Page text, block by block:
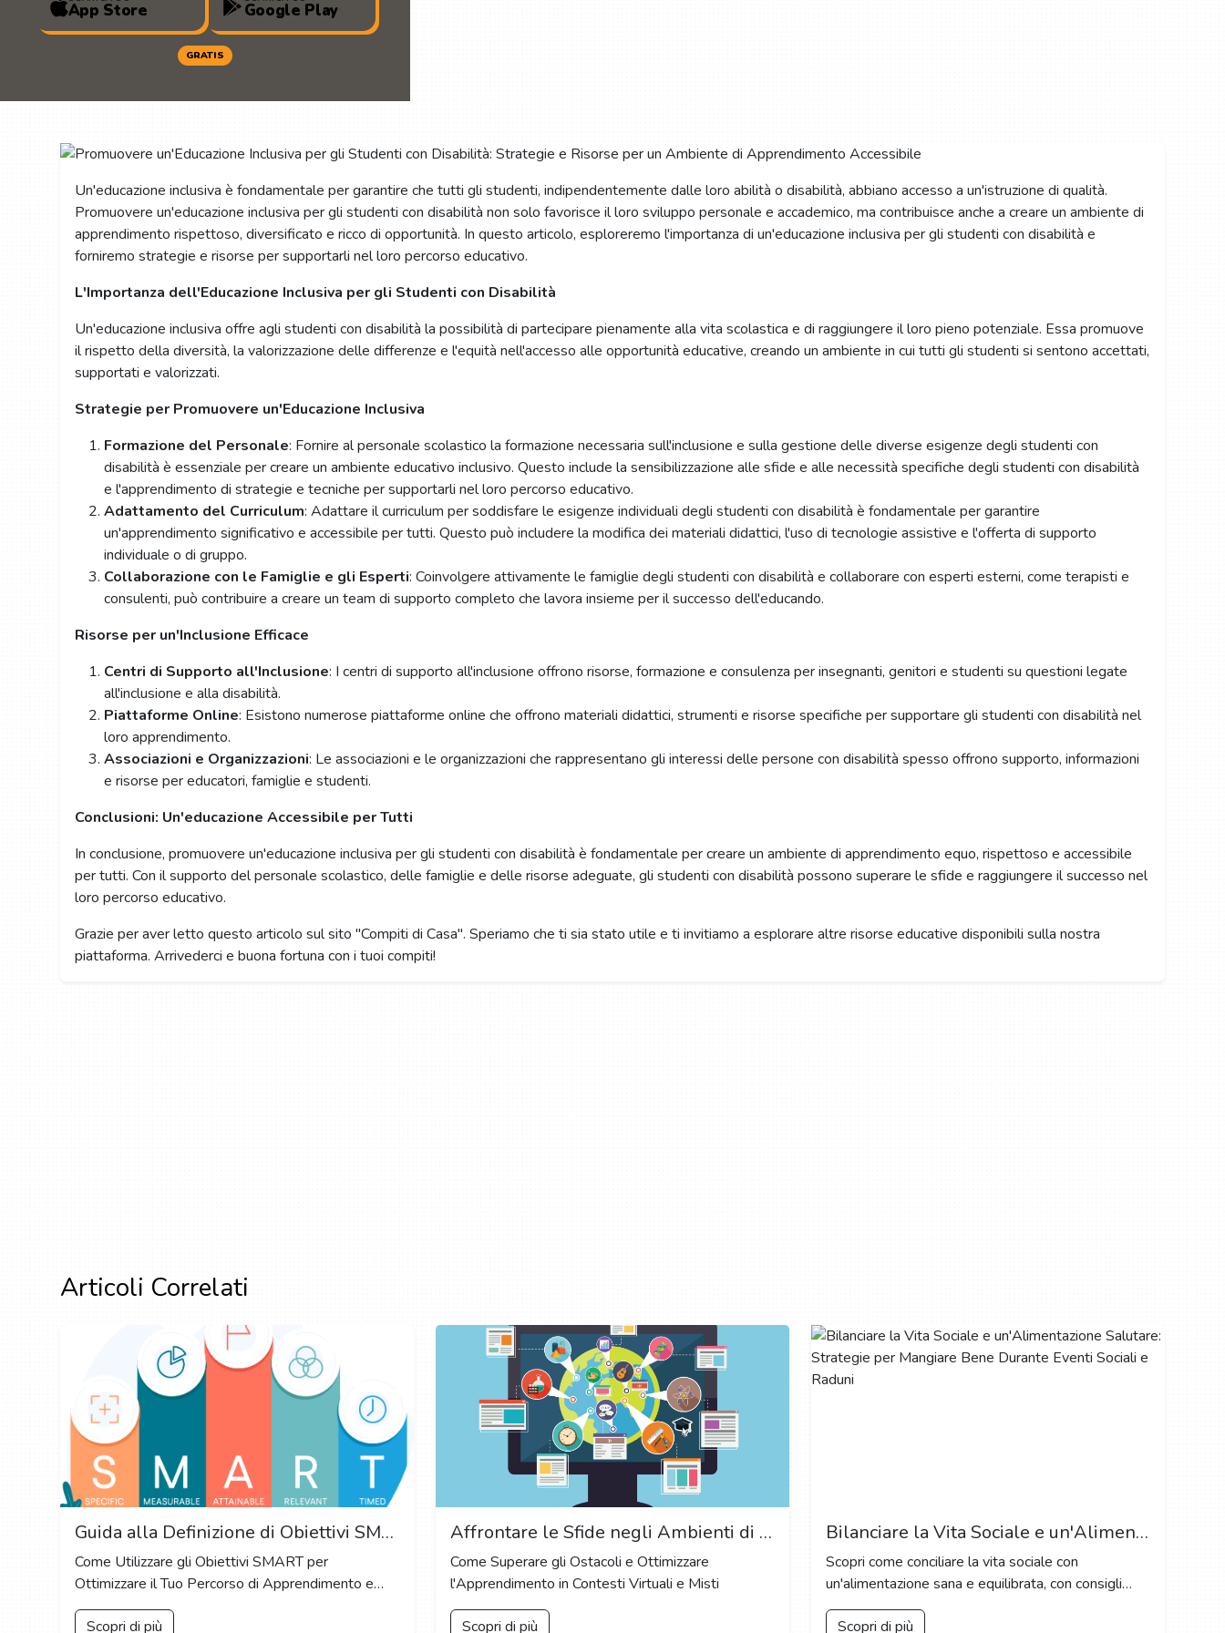
App Store Google Play
GRATIS
Un'educazione inclusiva è fondamentale per garantire che tutti gli studenti, indipendentemente dalle loro abilità o disabilità, abbiano accesso a un'istruzione di qualità.
Promuovere un'educazione inclusiva per gli studenti con disabilità non solo favorisce il loro sviluppo personale e accademico, ma contribuisce anche a creare un ambiente di
apprendimento rispettoso, diversificato e ricco di opportunità. In questo articolo, esploreremo l'importanza di un'educazione inclusiva per gli studenti con disabilità e
forniremo strategie e risorse per supportarli nel loro percorso educativo.
L'Importanza dell'Educazione Inclusiva per gli Studenti con Disabilità
Un'educazione inclusiva offre agli studenti con disabilità la possibilità di partecipare pienamente alla vita scolastica e di raggiungere il loro pieno potenziale. Essa promuove
il rispetto della diversità, la valorizzazione delle differenze e l'equità nell'accesso alle opportunità educative, creando un ambiente in cui tutti gli studenti si sentono accettati,
supportati e valorizzati.
Strategie per Promuovere un'Educazione Inclusiva
Formazione del Personale: Fornire al personale scolastico la formazione necessaria sull'inclusione e sulla gestione delle diverse esigenze degli studenti con
disabilità è essenziale per creare un ambiente educativo inclusivo. Questo include la sensibilizzazione alle sfide e alle necessità specifiche degli studenti con disabilità
e l'apprendimento di strategie e tecniche per supportarli nel loro percorso educativo.
Adattamento del Curriculum: Adattare il curriculum per soddisfare le esigenze individuali degli studenti con disabilità è fondamentale per garantire
un'apprendimento significativo e accessibile per tutti. Questo può includere la modifica dei materiali didattici, l'uso di tecnologie assistive e l'offerta di supporto
individuale o di gruppo.
Collaborazione con le Famiglie e gli Esperti: Coinvolgere attivamente le famiglie degli studenti con disabilità e collaborare con esperti esterni, come terapisti e
consulenti, può contribuire a creare un team di supporto completo che lavora insieme per il successo dell'educando.
Risorse per un'Inclusione Efficace
Centri di Supporto all'Inclusione: I centri di supporto all'inclusione offrono risorse, formazione e consulenza per insegnanti, genitori e studenti su questioni legate
all'inclusione e alla disabilità.
Piattaforme Online: Esistono numerose piattaforme online che offrono materiali didattici, strumenti e risorse specifiche per supportare gli studenti con disabilità nel
loro apprendimento.
Associazioni e Organizzazioni: Le associazioni e le organizzazioni che rappresentano gli interessi delle persone con disabilità spesso offrono supporto, informazioni
e risorse per educatori, famiglie e studenti.
Conclusioni: Un'educazione Accessibile per Tutti
In conclusione, promuovere un'educazione inclusiva per gli studenti con disabilità è fondamentale per creare un ambiente di apprendimento equo, rispettoso e accessibile
per tutti. Con il supporto del personale scolastico, delle famiglie e delle risorse adeguate, gli studenti con disabilità possono superare le sfide e raggiungere il successo nel
loro percorso educativo.
Grazie per aver letto questo articolo sul sito "Compiti di Casa". Speriamo che ti sia stato utile e ti invitiamo a esplorare altre risorse educative disponibili sulla nostra
piattaforma. Arrivederci e buona fortuna con i tuoi compiti!
Articoli Correlati
Guida alla Definizione di Obiettivi SMART: Chiavi per il Successo Accademico e Personale
Come Utilizzare gli Obiettivi SMART per
Ottimizzare il Tuo Percorso di Apprendimento e
Realizzazione Personale
Scopri di più
Affrontare le Sfide negli Ambienti di Apprendimento Remoto e Ibridi: Strategie per un Successo Educativo Continuo
Come Superare gli Ostacoli e Ottimizzare
l'Apprendimento in Contesti Virtuali e Misti
Scopri di più
Bilanciare la Vita Sociale e un'Alimentazione Salutare: Strategie per Mangiare Bene Durante Eventi Sociali e Raduni
Scopri come conciliare la vita sociale con
un'alimentazione sana e equilibrata, con consigli
pratici per gestire gli eventi sociali senza
compromettere la tua salute.
Scopri di più